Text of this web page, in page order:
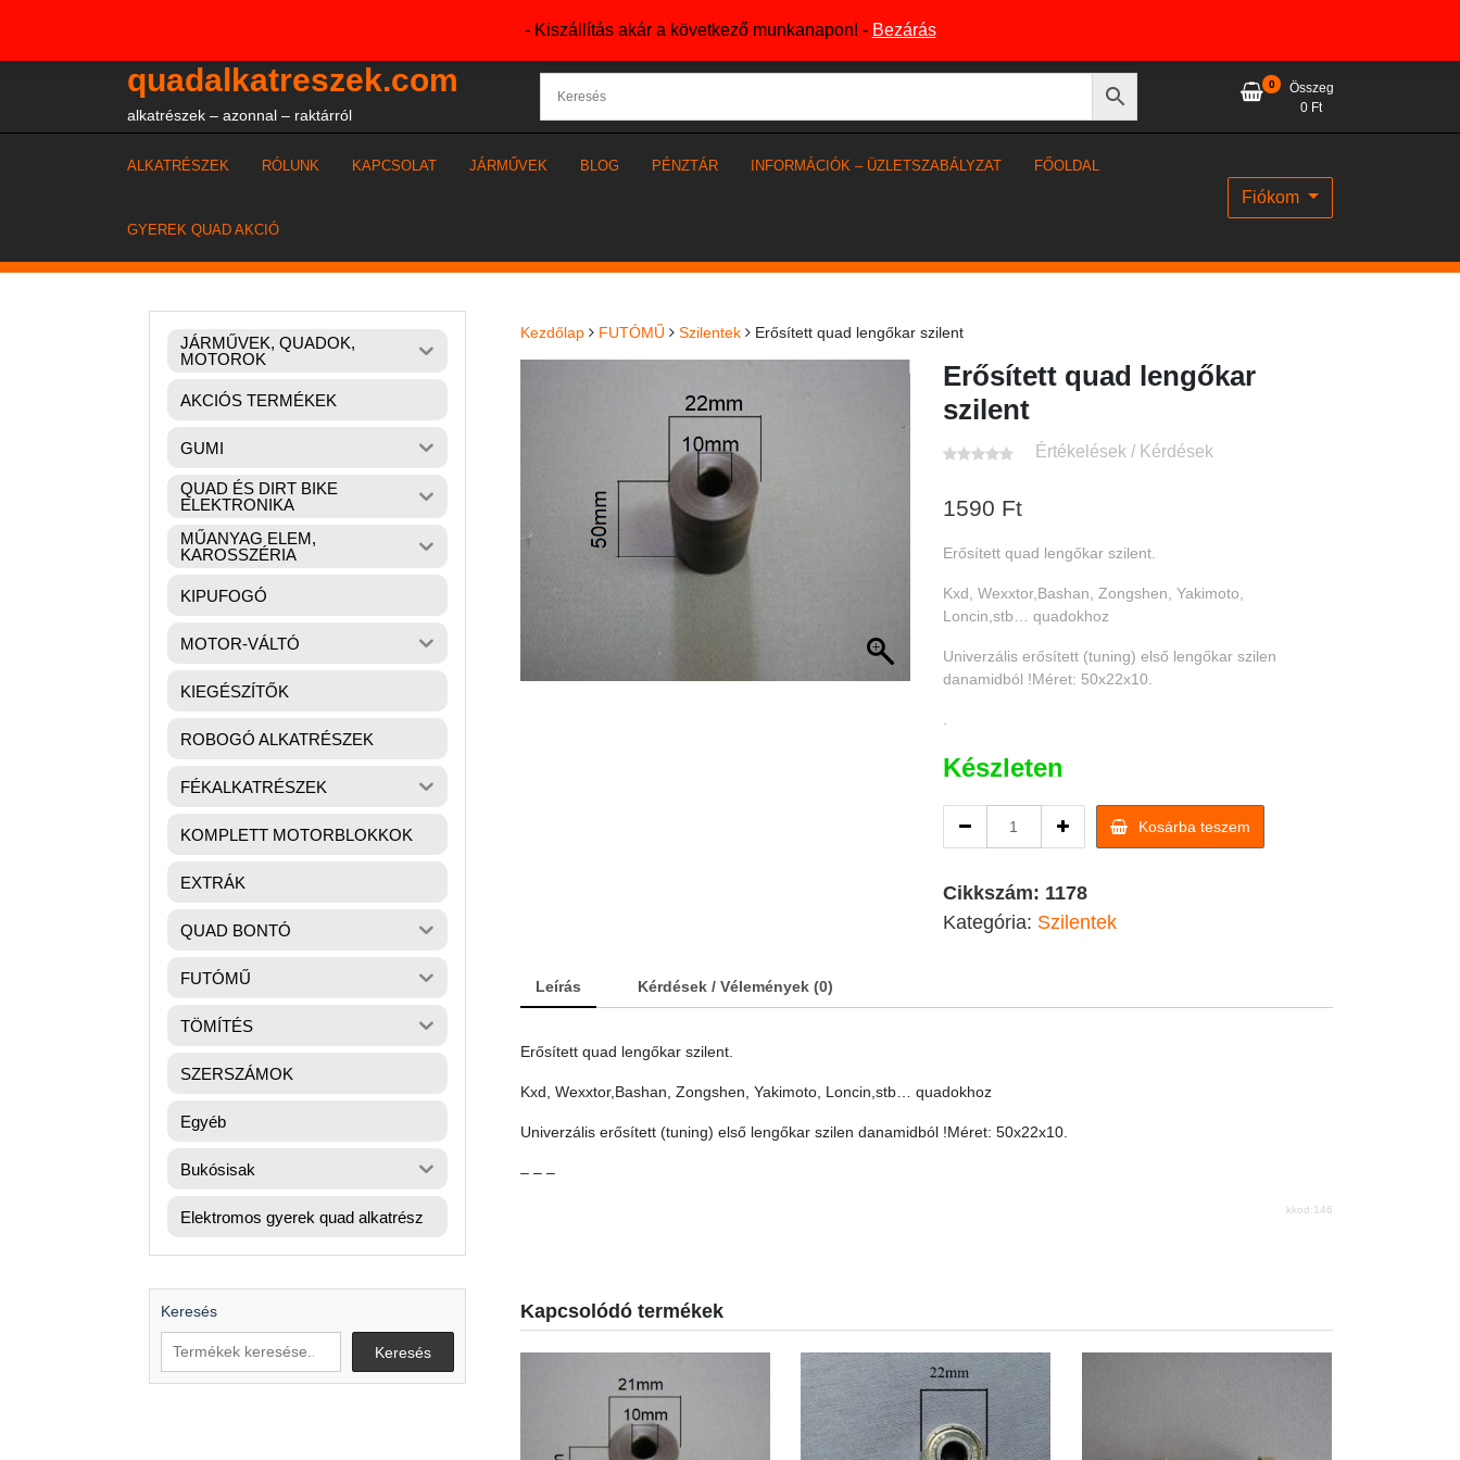
- Kiszállítás akár a következő munkanapon! - Bezárás
quadalkatreszek.com
alkatrészek – azonnal – raktárról
0
Összeg
0 Ft
ALKATRÉSZEK RÓLUNK KAPCSOLAT JÁRMŰVEK BLOG PÉNZTÁR INFORMÁCIÓK – ÜZLETSZABÁLYZAT FŐOLDAL
GYEREK QUAD AKCIÓ
Fiókom
Kezdőlap FUTÓMŰ Szilentek Erősített quad lengőkar szilent
Erősített quad lengőkar
szilent
Értékelések / Kérdések
1590 Ft
Erősített quad lengőkar szilent.
Kxd, Wexxtor,Bashan, Zongshen, Yakimoto,
Loncin,stb… quadokhoz
Univerzális erősített (tuning) első lengőkar szilen
danamidból !Méret: 50x22x10.
Készleten
quad
szilent
Kosárba teszem
Cikkszám: 1178
Kategória: Szilentek
Leírás Kérdések / Vélemények (0)
Erősített quad lengőkar szilent.
Kxd, Wexxtor,Bashan, Zongshen, Yakimoto, Loncin,stb… quadokhoz
Univerzális erősített (tuning) első lengőkar szilen danamidból !Méret: 50x22x10.
– – –
kkod:146
Kapcsolódó termékek
JÁRMŰVEK, QUADOK,
MOTOROK
AKCIÓS TERMÉKEK
GUMI
QUAD ÉS DIRT BIKE
ELEKTRONIKA
MŰANYAG ELEM,
KAROSSZÉRIA
KIPUFOGÓ
MOTOR-VÁLTÓ
KIEGÉSZÍTŐK
ROBOGÓ ALKATRÉSZEK
FÉKALKATRÉSZEK
KOMPLETT MOTORBLOKKOK
EXTRÁK
QUAD BONTÓ
FUTÓMŰ
TÖMÍTÉS
SZERSZÁMOK
Egyéb
Bukósisak
Elektromos gyerek quad alkatrész
Keresés
Keresés